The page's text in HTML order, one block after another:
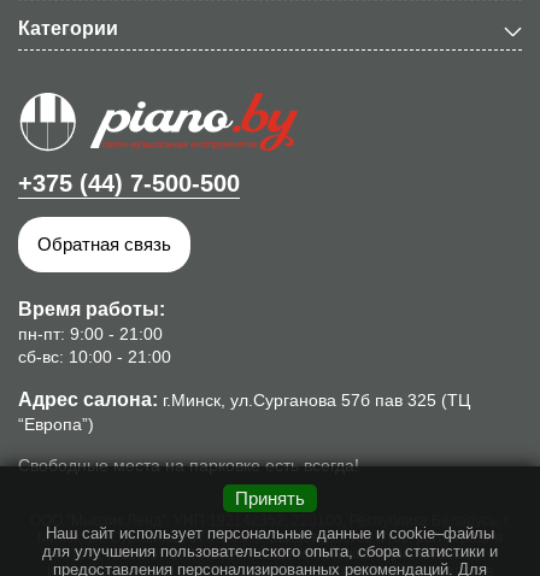
Категории
+375 (44) 7-500-500
Обратная связь
Время работы:
пн-пт: 9:00 - 21:00
сб-вс: 10:00 - 21:00
Адрес салона: г.Минск, ул.Сурганова 57б пав 325 (ТЦ
“Европа”)
Свободные места на парковке есть всегда!
Минск, ул. Сурганова, 57б, пом.8. Свидетельство о гос. регистрации
№192142352 от 16.10.2013г., выдано Минским горисполкомом.
Интернет-магазин piano.by зарегистрирован в торговом реестре
Принять
Наш сайт использует персональные данные и cookie–файлы
для улучшения пользовательского опыта, сбора статистики и
предоставления персонализированных рекомендаций. Для